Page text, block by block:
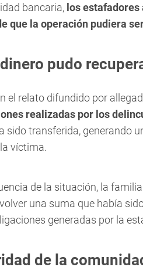
bancaria, los
que la operación pudiera
pudo
el relato difundido por
realizadas por los
sido transferida, generando
víctima.
de la situación, la
una suma que había
generadas por la
de la